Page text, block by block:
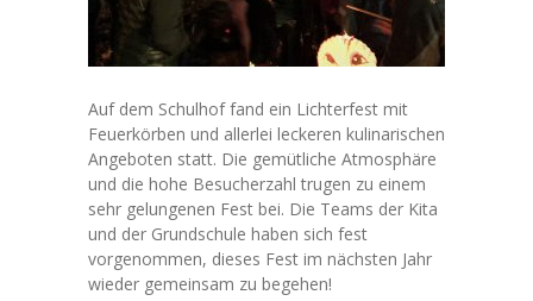
-- Ganztagsangebote
Eltern
-- Informationen für Eltern
-- Wie kommt mein Kind zur Schule?
-- Schulverein
Auf dem Schulhof fand ein Lichterfest mit
Feuerkörben und allerlei leckeren kulinarischen
Angeboten statt. Die gemütliche Atmosphäre
und die hohe Besucherzahl trugen zu einem
sehr gelungenen Fest bei. Die Teams der Kita
und der Grundschule haben sich fest
vorgenommen, dieses Fest im nächsten Jahr
wieder gemeinsam zu begehen!